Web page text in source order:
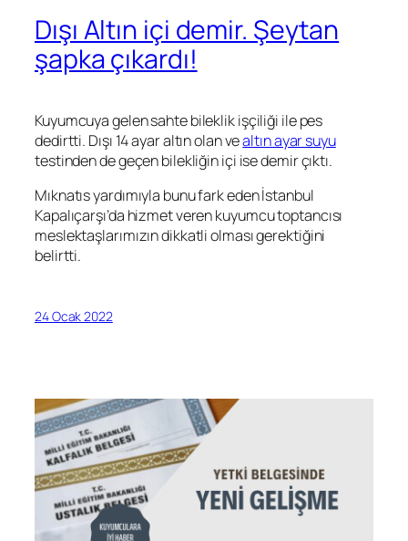
Dışı Altın içi demir. Şeytan
şapka çıkardı!
Kuyumcuya gelen sahte bileklik işçiliği ile pes
dedirtti. Dışı 14 ayar altın olan vealtın ayar suyu
testinden de geçen bilekliğin içi ise demir çıktı.
Mıknatıs yardımıyla bunu fark eden İstanbul
Kapalıçarşı’da hizmet veren kuyumcu toptancısı
meslektaşlarımızın dikkatli olması gerektiğini
belirtti.
24 Ocak 2022